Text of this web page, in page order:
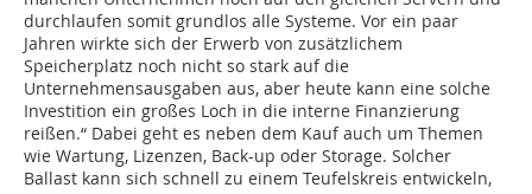
durchlaufen somit grundlos alle Systeme. Vor ein paar
Jahren wirkte sich der Erwerb von zusätzlichem
Speicherplatz noch nicht so stark auf die
Unternehmensausgaben aus, aber heute kann eine solche
Investition ein großes Loch in die interne Finanzierung
reißen.“ Dabei geht es neben dem Kauf auch um Themen
wie Wartung, Lizenzen, Back-up oder Storage. Solcher
Ballast kann sich schnell zu einem Teufelskreis entwickeln,